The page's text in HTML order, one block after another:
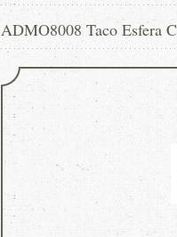
ADMO8008 Taco Esfera